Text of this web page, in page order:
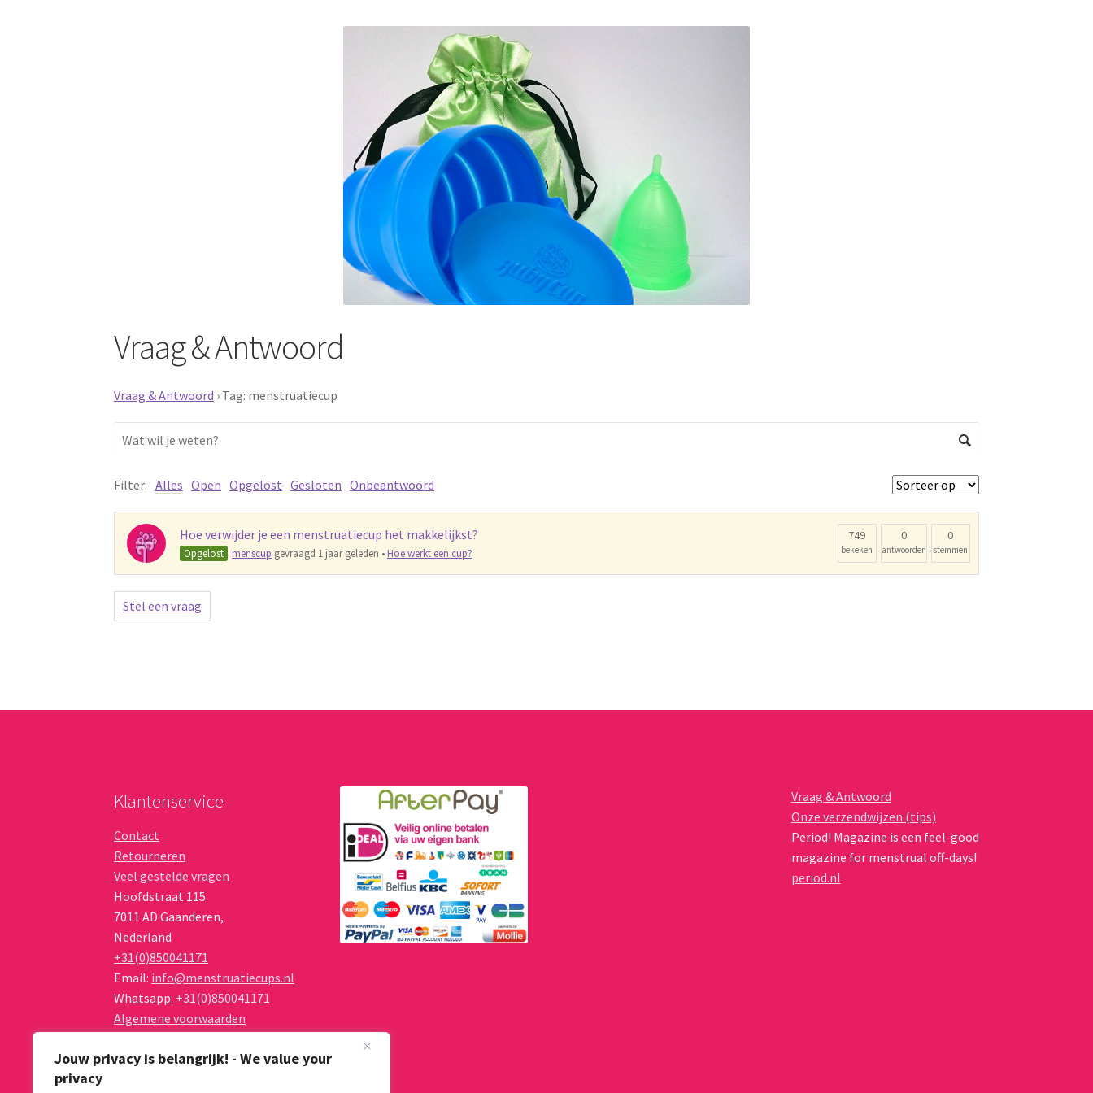
Jouw privacy is belangrijk! - We value your
privacy
Vraag & Antwoord
Vraag & Antwoord › Tag: menstruatiecup
Filter: Alles Open Opgelost Gesloten Onbeantwoord
Hoe verwijder je een menstruatiecup het makkelijkst?
Opgelost menscup gevraagd 1 jaar geleden • Hoe werkt een cup?
749
bekeken
0
antwoorden
0
stemmen
Stel een vraag
Klantenservice
Contact
Retourneren
Veel gestelde vragen
Hoofdstraat 115
7011 AD Gaanderen,
Nederland
+31(0)850041171
Email: info@menstruatiecups.nl
Whatsapp: +31(0)850041171
Algemene voorwaarden
Vraag & Antwoord
Onze verzendwijzen (tips)
Period! Magazine is een feel-good
magazine for menstrual off-days!
period.nl